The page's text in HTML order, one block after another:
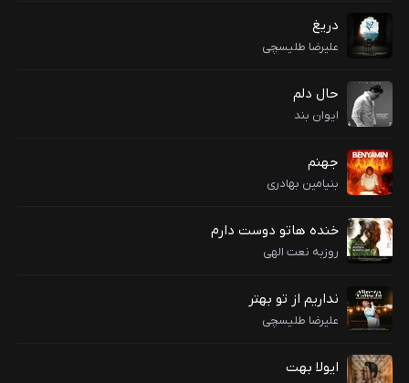
دریغ
علیرضا طلیسچی
حال دلم
ایوان بند
جهنم
بنیامین بهادری
خنده هاتو دوست دارم
روزبه نعت الهی
نداریم از تو بهتر
علیرضا طلیسچی
ایولا بهت